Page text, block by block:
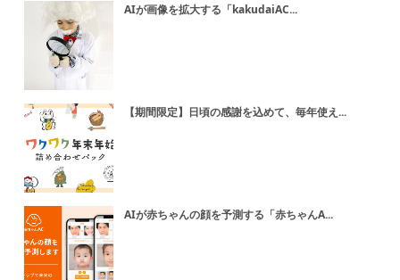
AIが画像を拡大する「kakudaiAC...
【期間限定】日頃の感謝を込めて、毎年使え...
AIが赤ちゃんの顔を予測する「赤ちゃんA...